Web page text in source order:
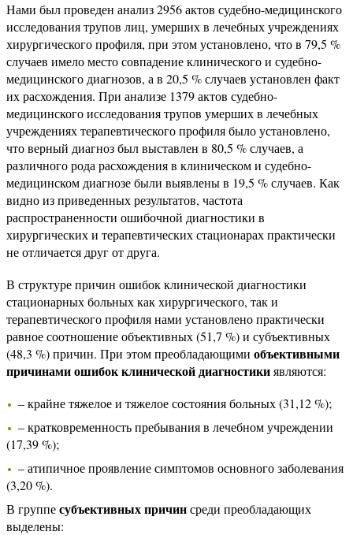
Нами был проведен анализ 2956 актов судебно-медицинского
исследования трупов лиц, умерших в лечебных учреждениях
хирургического профиля, при этом установлено, что в 79,5 %
случаев имело место совпадение клинического и судебно-
медицинского диагнозов, а в 20,5 % случаев установлен факт
их расхождения. При анализе 1379 актов судебно-
медицинского исследования трупов умерших в лечебных
учреждениях терапевтического профиля было установлено,
что верный диагноз был выставлен в 80,5 % случаев, а
различного рода расхождения в клиническом и судебно-
медицинском диагнозе были выявлены в 19,5 % случаев. Как
видно из приведенных результатов, частота
распространенности ошибочной диагностики в
хирургических и терапевтических стационарах практически
не отличается друг от друга.
В структуре причин ошибок клинической диагностики
стационарных больных как хирургического, так и
терапевтического профиля нами установлено практически
равное соотношение объективных (51,7 %) и субъективных
(48,3 %) причин. При этом преобладающими объективными
причинами ошибок клинической диагностикиявляются:
– крайне тяжелое и тяжелое состояния больных (31,12 %);
– кратковременность пребывания в лечебном учреждении
(17,39 %);
– атипичное проявление симптомов основного заболевания
(3,20 %).
В группесубъективных причинсреди преобладающих
выделены: